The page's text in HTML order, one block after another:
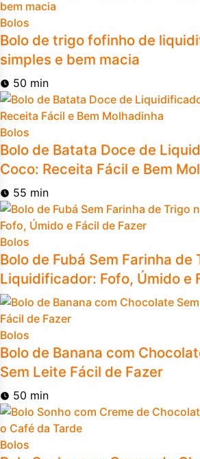
Bolos
Bolo de trigo fofinho de
simples e bem macia
50 min
Bolos
Bolo de Batata Doce de
Coco: Receita Fácil e Bem
55 min
Bolos
Bolo de Fubá Sem Farinha de
Liquidificador: Fofo, Úmido e
Bolos
Bolo de Banana com
Sem Leite Fácil de Fazer
50 min
Bolos